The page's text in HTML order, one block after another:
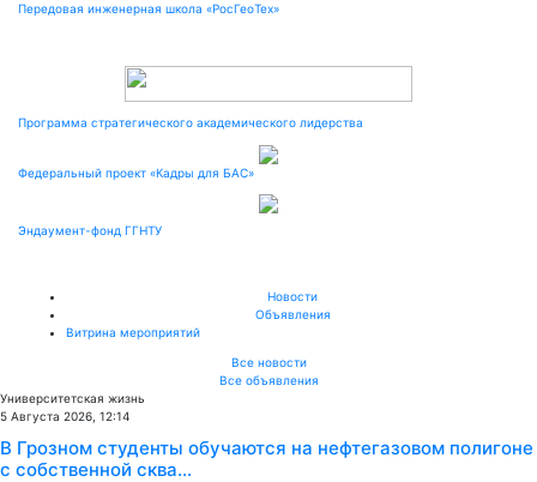
Передовая инженерная школа «РосГеоТех»
Программа стратегического академического лидерства
Федеральный проект «Кадры для БАС»
Эндаумент-фонд ГГНТУ
Новости
Объявления
Витрина мероприятий
Все новости
Все объявления
Университетская жизнь
5 Августа 2026, 12:14
В Грозном студенты обучаются на нефтегазовом полигоне
с собственной сква...